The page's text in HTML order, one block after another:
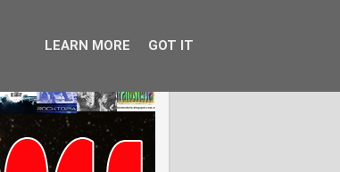
LEARN MORE GOT IT